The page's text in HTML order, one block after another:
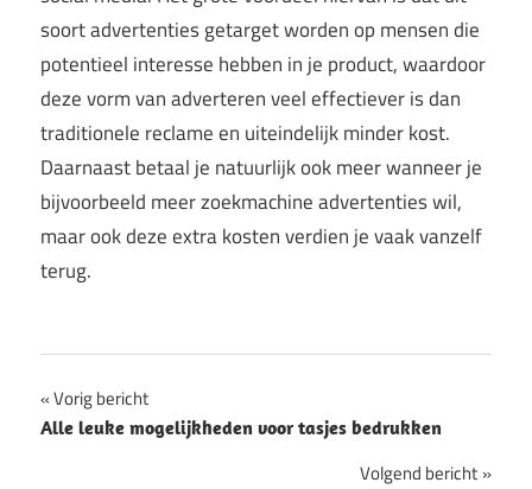
soort advertenties getarget worden op mensen die
potentieel interesse hebben in je product, waardoor
deze vorm van adverteren veel effectiever is dan
traditionele reclame en uiteindelijk minder kost.
Daarnaast betaal je natuurlijk ook meer wanneer je
bijvoorbeeld meer zoekmachine advertenties wil,
maar ook deze extra kosten verdien je vaak vanzelf
terug.
Bericht
navigatie
Vorig bericht
Alle leuke mogelijkheden voor tasjes bedrukken
Volgend bericht